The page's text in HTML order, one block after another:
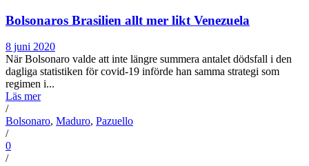
Bolsonaros Brasilien allt mer likt Venezuela
8 juni 2020
När Bolsonaro valde att inte längre summera antalet dödsfall i den
dagliga statistiken för covid-19 införde han samma strategi som
regimen i...
Läs mer
/
Bolsonaro, Maduro, Pazuello
/
0
/